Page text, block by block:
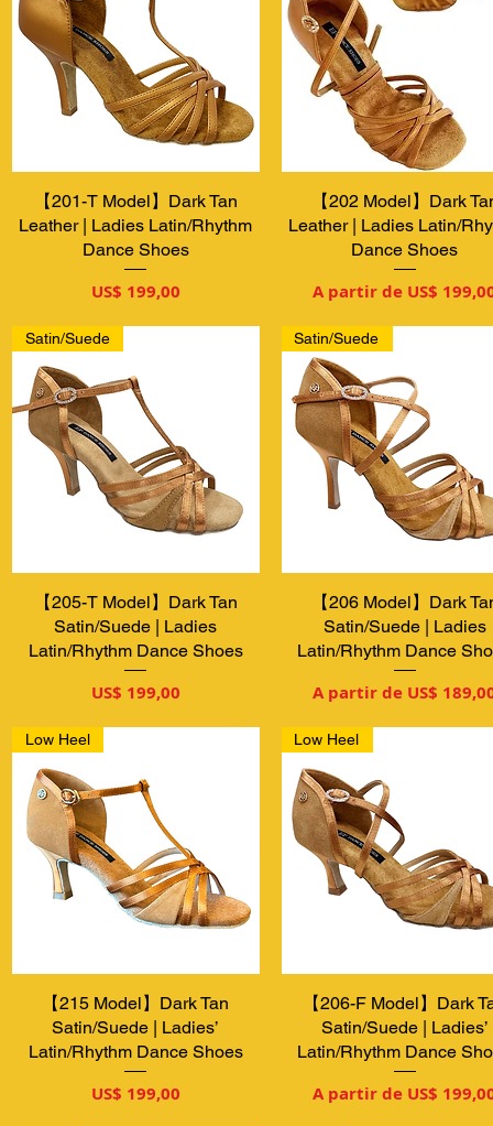
Visualização rápida
【201-T Model】Dark Tan
Leather | Ladies Latin/Rhythm
Dance Shoes
Preço
US$ 199,00
Visualização rápida
【202 Model】Dark
Leather | Ladies Latin/
Dance Shoes
A partir de US$
Preço promocional
Visualização rápida
Satin/Suede
【205-T Model】Dark Tan
Satin/Suede | Ladies
Latin/Rhythm Dance Shoes
Preço
US$ 199,00
Visualização rápida
Satin/Suede
【206 Model】Dark
Satin/Suede | Ladies
Latin/Rhythm Dance
A partir de US$
Preço promocional
Visualização rápida
Low Heel
【215 Model】Dark Tan
Satin/Suede | Ladies’
Latin/Rhythm Dance Shoes
Preço
US$ 199,00
Visualização rápida
Low Heel
【206-F Model】Dark
Satin/Suede | Ladies’
Latin/Rhythm Dance
A partir de US$
Preço promocional